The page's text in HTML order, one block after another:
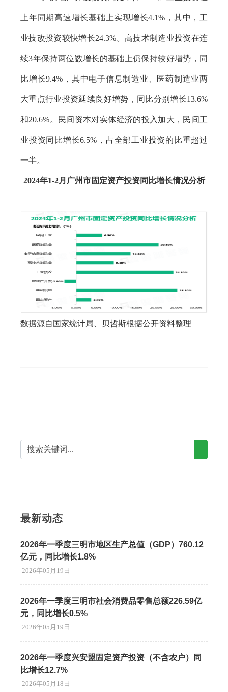
上年同期高速增长基础上实现增长4.1%，其中，工
业技改投资较快增长24.3%。高技术制造业投资在连
续3年保持两位数增长的基础上仍保持较好增势，同
比增长9.4%，其中电子信息制造业、医药制造业两
大重点行业投资延续良好增势，同比分别增长13.6%
和20.6%。民间资本对实体经济的投入加大，民间工
业投资同比增长6.5%，占全部工业投资的比重超过
一半。
2024年1-2月广州市固定资产投资同比增长情况分析
数据源自国家统计局、贝哲斯根据公开资料整理
最新动态
2026年一季度三明市地区生产总值（GDP）760.12
亿元，同比增长1.8%
2026年05月19日
2026年一季度三明市社会消费品零售总额226.59亿
元，同比增长0.5%
2026年05月19日
2026年一季度兴安盟固定资产投资（不含农户）同
比增长12.7%
2026年05月18日